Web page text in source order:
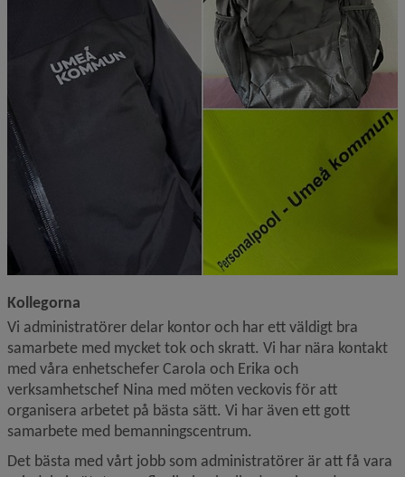
Kollegorna
Vi administratörer delar kontor och har ett väldigt bra
samarbete med mycket tok och skratt. Vi har nära kontakt
med våra enhetschefer Carola och Erika och
verksamhetschef Nina med möten veckovis för att
organisera arbetet på bästa sätt. Vi har även ett gott
samarbete med bemanningscentrum.
Det bästa med vårt jobb som administratörer är att få vara